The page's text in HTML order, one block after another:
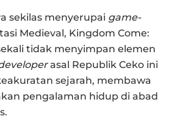
sekilas menyerupai game-
Medieval, Kingdom Come:
tidak menyimpan elemen
asal Republik Ceko ini
sejarah, membawa
pengalaman hidup di abad